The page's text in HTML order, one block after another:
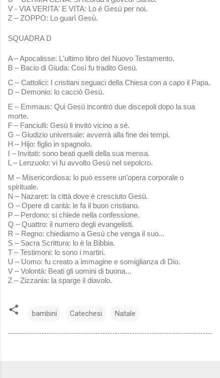
V - VIA VERITA' E VITA: Lo è Gesù per noi.
Z – ZOPPO: Lo guarì Gesù.
SQUADRA D
A – Apocalisse: L'ultimo libro del Nuovo Testamento.
B – Bacio di Giuda: Così fu tradito Gesù.
C – Cattolici: I cristiani seguaci della Chiesa con a capo il Papa.
D – Demonio: lo cacciò Gesù.
E – Emmaus: Qui Gesù incontrò due discepoli dopo la sua
morte.
F – Fanciulli: Gesù li invitò vicino a sé.
G – Giudizio universale: avverrà alla fine dei tempi.
H – Hijo: figlio in spagnolo.
I – Invitati: sono beati quelli della sua mensa.
L – Lenzuolo: vi fu avvolto Gesù nel sepolcro.
M – Misericordiosa: lo può essere un'opera corporale o
spirituale.
N – Nazaret: la città dove è cresciuto Gesù.
O – Opere di carità: le fa il buon cristiano.
P – Perdono: si chiede nella confessione.
Q – Quattro: il numero degli evangelisti.
R – Regno: chiediamo a Gesù che venga il suo...
S – Sacra Scrittura: lo è la Bibbia.
T – Testimoni: lo sono i martiri.
U – Uomo: fu creato a immagine e somiglianza di Dio.
V – Volontà: Beati gli uomini di buona...
Z – Zizzania: la sparge il diavolo.
bambini Catechesi Natale